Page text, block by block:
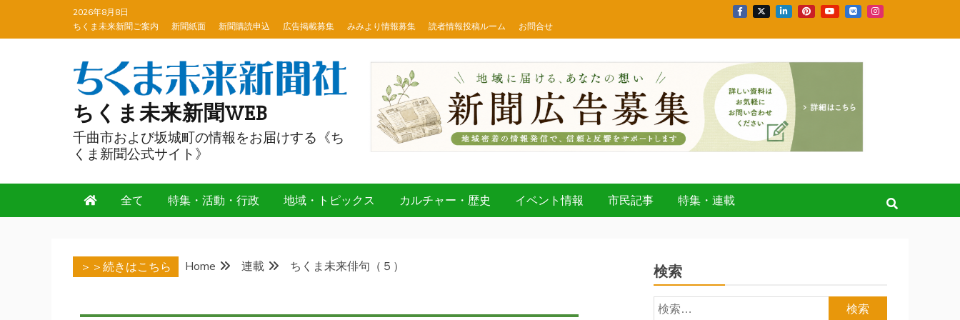
2026年8月8日
ちくま未来新聞ご案内
新聞紙面 新聞購読申込 広告掲載募集 みみより情報募集 読者情報投稿ルーム お問合せ
ちくま未来新聞WEB
千曲市および坂城町の情報をお届けする《ち
くま新聞公式サイト》
全て 特集・活動・行政 地域・トピックス カルチャー・歴史 イベント情報 市民記事 特集・連載
＞＞続きはこちら Home 連載 ちくま未来俳句（５） 検索
検